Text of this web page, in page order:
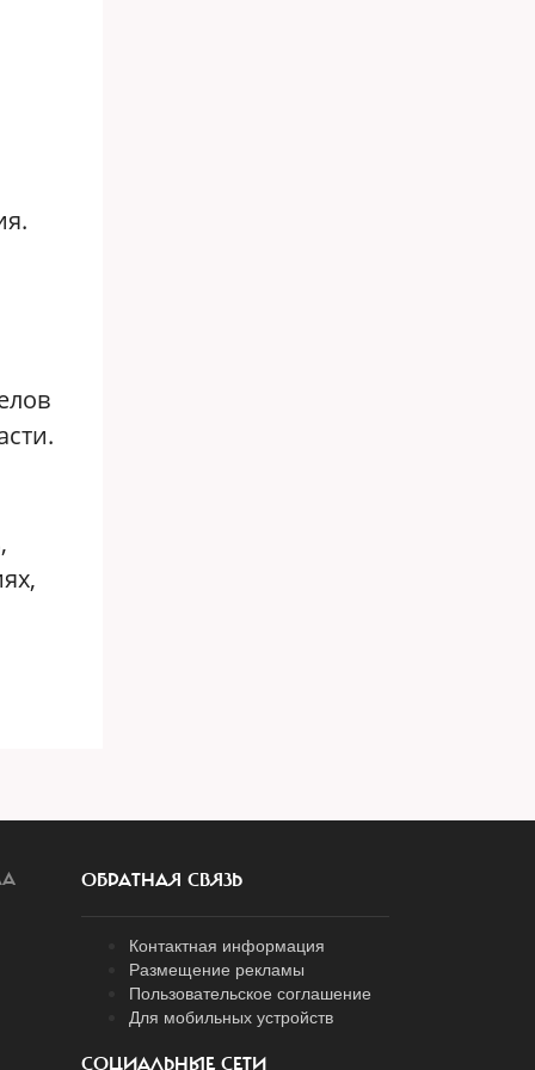
ОБРАТНАЯ СВЯЗЬ
Контактная информация
Размещение рекламы
Пользовательское соглашение
Для мобильных устройств
СОЦИАЛЬНЫЕ СЕТИ